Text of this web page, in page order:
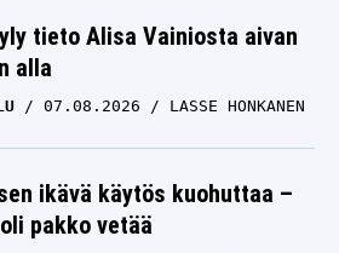
tieto Alisa Vainiosta aivan
alla
07.08.2026 LASSE HONKANEN
ikävä käytös kuohuttaa –
pakko vetää